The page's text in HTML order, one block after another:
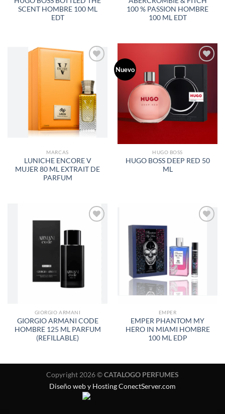
SCENT HOMBRE 100 ML
EDT
100 % PASSION HOMBRE
100 ML EDT
AÑADIR
A LA
LISTA
DE
DESEOS
MARCAS
LUNICHE ENCORE V
MUJER 80 ML EXTRAIT DE
PARFUM
Nuevo
A LA
LISTA
DE
DESEOS
HUGO BOSS
HUGO BOSS DEEP RED 50
ML
AÑADIR
LISTA
GIORGIO ARMANI
GIORGIO ARMANI CODE
HOMBRE 125 ML PARFUM
(REFILLABLE)
LISTA
DE
DESEOS
EMPER
EMPER PHANTOM MY
HERO IN MIAMI HOMBRE
100 ML EDP
Copyright 2026 ©CATALOGO PERFUMES
Diseño web y Hosting ConectServer.com